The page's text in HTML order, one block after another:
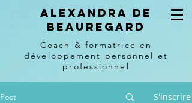
Alexandra de
beauregard
Coach & formatrice en
développement personnel et
professionnel
Post S'inscrire